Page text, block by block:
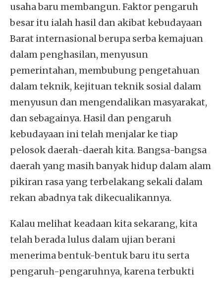
usaha baru membangun. Faktor pengaruh
besar itu ialah hasil dan akibat kebudayaan
Barat internasional berupa serba kemajuan
dalam penghasilan, menyusun
pemerintahan, membubung pengetahuan
dalam teknik, kejituan teknik sosial dalam
menyusun dan mengendalikan masyarakat,
dan sebagainya. Hasil dan pengaruh
kebudayaan ini telah menjalar ke tiap
pelosok daerah-daerah kita. Bangsa-bangsa
daerah yang masih banyak hidup dalam alam
pikiran rasa yang terbelakang sekali dalam
rekan abadnya tak dikecualikannya.
Kalau melihat keadaan kita sekarang, kita
telah berada lulus dalam ujian berani
menerima bentuk-bentuk baru itu serta
pengaruh-pengaruhnya, karena terbukti